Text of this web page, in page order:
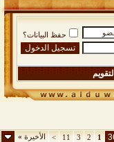
حفظ البيانات؟
التقويم
1
2
3
11
> الأخيرة»